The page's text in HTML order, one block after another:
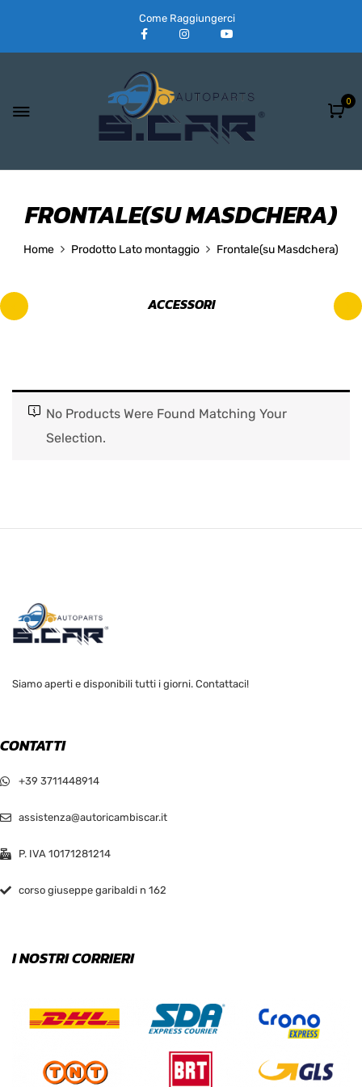
Come Raggiungerci
0
FRONTALE(SU MASDCHERA)
Home Prodotto Lato montaggio Frontale(su Masdchera)
ACCESSORI
No Products Were Found Matching Your
Selection.
Siamo aperti e disponibili tutti i giorni. Contattaci!
CONTATTI
+39 3711448914
assistenza@autoricambiscar.it
P. IVA 10171281214
corso giuseppe garibaldi n 162
I NOSTRI CORRIERI